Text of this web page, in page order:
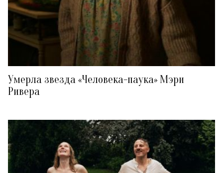
Умерла звезда «Человека-паука» Мэри
Ривера